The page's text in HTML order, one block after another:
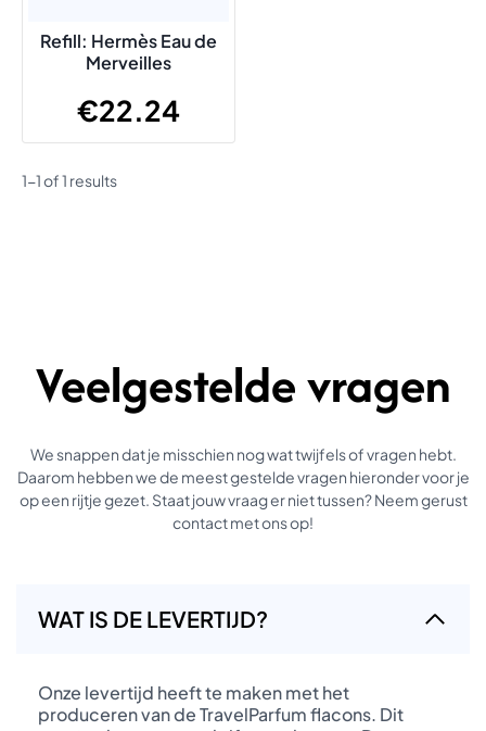
Refill: Hermès Eau de
Merveilles
€22.24
1-1 of 1 results
Veelgestelde vragen
We snappen dat je misschien nog wat twijfels of vragen hebt.
Daarom hebben we de meest gestelde vragen hieronder voor je
op een rijtje gezet. Staat jouw vraag er niet tussen? Neem gerust
contact met ons op!
WAT IS DE LEVERTIJD?
Onze levertijd heeft te maken met het
produceren van de TravelParfum flacons. Dit